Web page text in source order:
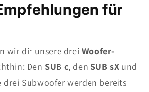
für
wir dir unsere drei Woofer-
Den SUB c, den SUB sX und
drei Subwoofer werden bereits